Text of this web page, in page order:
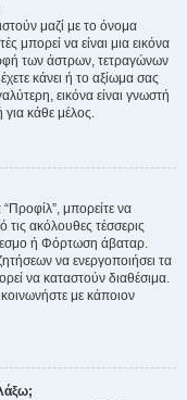
μαζί με το όνομα
μπορεί να είναι μια εικόνα
των άστρων, τετραγώνων
κάνει ή το αξίωμα σας
εικόνα είναι γνωστή
για κάθε μέλος.
μπορείτε να
ακόλουθες τέσσερις
ή Φόρτωση άβαταρ.
να ενεργοποιήσει τα
να καταστούν διαθέσιμα.
με κάποιον